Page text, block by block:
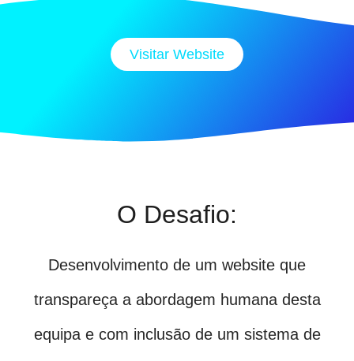
Visitar Website
O Desafio:
Desenvolvimento de um website que
transpareça a abordagem humana desta
equipa e com inclusão de um sistema de